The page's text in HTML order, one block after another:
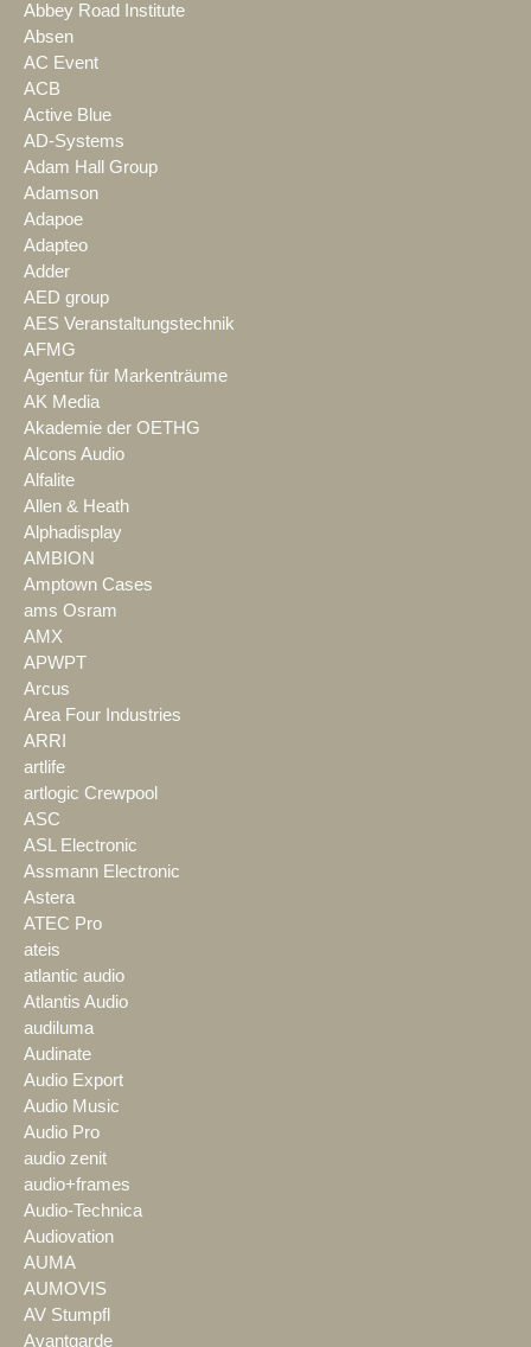
Abbey Road Institute
Absen
AC Event
ACB
Active Blue
AD-Systems
Adam Hall Group
Adamson
Adapoe
Adapteo
Adder
AED group
AES Veranstaltungstechnik
AFMG
Agentur für Markenträume
AK Media
Akademie der OETHG
Alcons Audio
Alfalite
Allen & Heath
Alphadisplay
AMBION
Amptown Cases
ams Osram
AMX
APWPT
Arcus
Area Four Industries
ARRI
artlife
artlogic Crewpool
ASC
ASL Electronic
Assmann Electronic
Astera
ATEC Pro
ateis
atlantic audio
Atlantis Audio
audiluma
Audinate
Audio Export
Audio Music
Audio Pro
audio zenit
audio+frames
Audio-Technica
Audiovation
AUMA
AUMOVIS
AV Stumpfl
Avantgarde